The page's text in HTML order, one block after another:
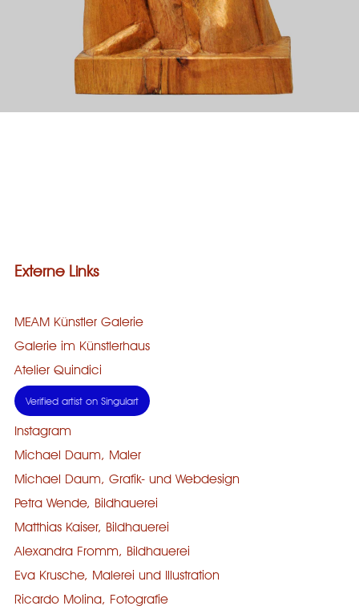
Externe Links
MEAM Künstler Galerie
Galerie im Künstlerhaus
Atelier Quindici
Verified artist on Singulart
Instagram
Michael Daum, Maler
Michael Daum, Grafik- und Webdesign
Petra Wende, Bildhauerei
Matthias Kaiser, Bildhauerei
Alexandra Fromm, Bildhauerei
Eva Krusche, Malerei und Illustration
Ricardo Molina, Fotografie